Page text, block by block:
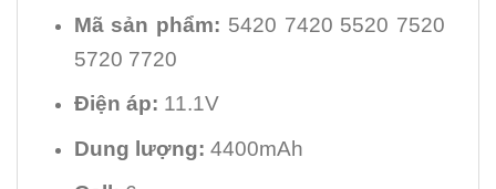
Mã sản phẩm: 5420 7420 5520 7520
5720 7720
Điện áp: 11.1V
Dung lượng: 4400mAh